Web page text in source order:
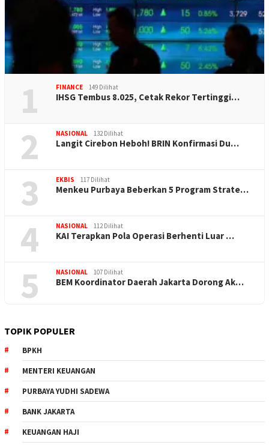
1 FINANCE 149 Dilihat
IHSG Tembus 8.025, Cetak Rekor Tertinggi…
2 NASIONAL 132 Dilihat
Langit Cirebon Heboh! BRIN Konfirmasi Du…
3 EKBIS 117 Dilihat
Menkeu Purbaya Beberkan 5 Program Strate…
4 NASIONAL 112 Dilihat
KAI Terapkan Pola Operasi Berhenti Luar …
5 NASIONAL 107 Dilihat
BEM Koordinator Daerah Jakarta Dorong Ak…
TOPIK POPULER
BPKH
MENTERI KEUANGAN
PURBAYA YUDHI SADEWA
BANK JAKARTA
KEUANGAN HAJI